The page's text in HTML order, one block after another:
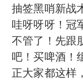
抽签黑哨新战
哇呀呀呀！冠
不管了！先跟
吧！买啤酒！
正大家都这样